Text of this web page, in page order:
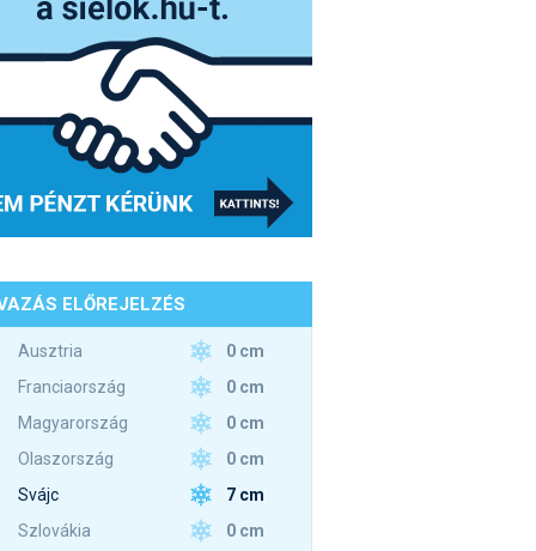
ELŐREJELZÉS
Ausztria
0 cm
Franciaország
0 cm
Magyarország
0 cm
Olaszország
0 cm
Svájc
7 cm
Szlovákia
0 cm